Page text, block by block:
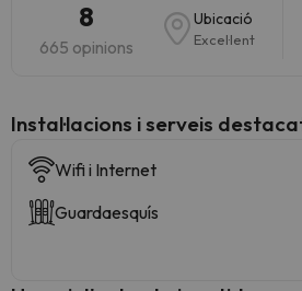
8
665 opinions
Ubicació
Excel·lent
Instal·lacions i serveis
Wifi i Internet
Guardaesquís